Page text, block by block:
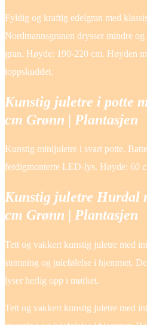
Fyldig og kraftig edelgran med
Nordmannsgranen drysser mindre
gran. Høyde: 190-220 cm. Høyden
toppskuddet.
Kunstig juletre i potte
cm Grønn | Plantasjen
Kunstig minijuletre i svart potte.
ferdigmonterte LED-lys. Høyde: 60
Kunstig juletre Hurdal
cm Grønn | Plantasjen
Tett og vakkert kunstig juletre med
stemning og julefølelse i hjemmet.
lyser herlig opp i mørket.
Tett og vakkert kunstig juletre med